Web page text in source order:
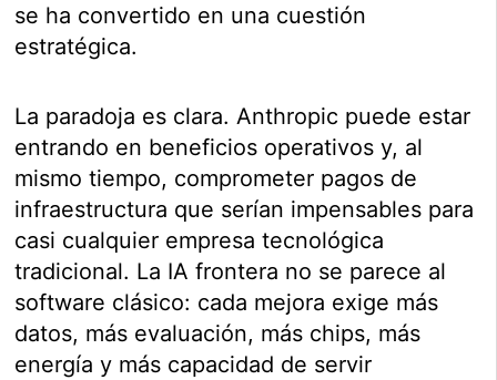
se ha convertido en una cuestión
estratégica.
La paradoja es clara. Anthropic puede estar
entrando en beneficios operativos y, al
mismo tiempo, comprometer pagos de
infraestructura que serían impensables para
casi cualquier empresa tecnológica
tradicional. La IA frontera no se parece al
software clásico: cada mejora exige más
datos, más evaluación, más chips, más
energía y más capacidad de servir